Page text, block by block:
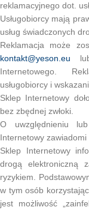
reklamacyjnego dot.
Usługobiorcy mają
usług świadczonych
Reklamacja może
kontakt@yeson.eu
Internetowego.
usługobiorcy i
Sklep Internetowy
bez zbędnej zwłoki.
O uwzględnieniu
Internetowy zawiadomi
Sklep Internetowy
drogą elektroniczną
ryzykiem.
w tym osób
jest możliwość